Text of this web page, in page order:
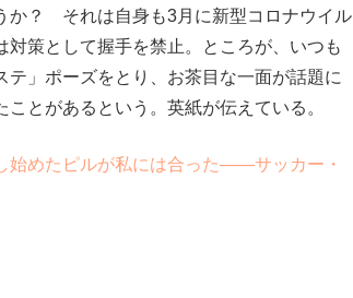
か？ それは自身も3月に新型コロナウイル
策として握手を禁止。ところが、いつも
」ポーズをとり、お茶目な一面が話題に
とがあるという。英紙が伝えている。
めたピルが私には合った――サッカー・